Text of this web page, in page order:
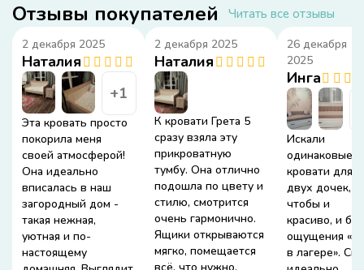
Отзывы покупателей Читать все отзывы
2 декабря 2025
Наталия
+1
Эта кровать просто
покорила меня
своей атмосферой!
Она идеально
вписалась в наш
загородный дом -
такая нежная,
уютная и по-
настоящему
2 декабря 2025
Наталия
К кровати Грета 5
сразу взяла эту
прикроватную
тумбу. Она отлично
подошла по цвету и
стилю, смотрится
очень гармонично.
Ящики открываются
мягко, помещается
26 декабря
2025
Инга
Искали
одинаковые
кровати для
двух дочек,
чтобы и
красиво, и без
ощущения
в лагере».